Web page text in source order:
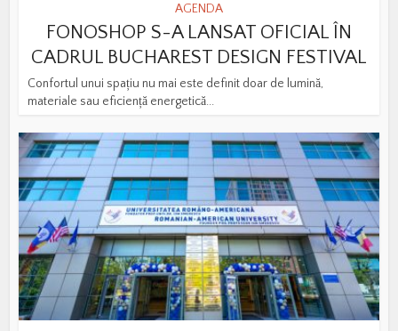
AGENDA
FONOSHOP S-A LANSAT OFICIAL ÎN
CADRUL BUCHAREST DESIGN FESTIVAL
Confortul unui spațiu nu mai este definit doar de lumină,
materiale sau eficiență energetică...